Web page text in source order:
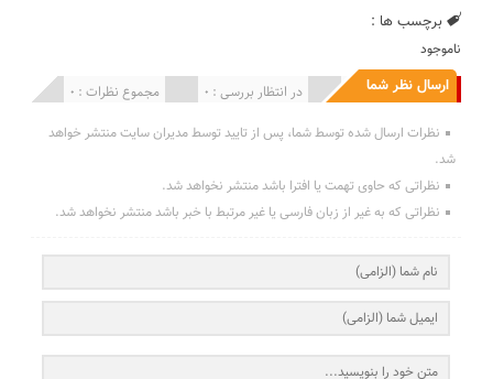
برچسب ها :
ناموجود
ارسال نظر شما مجموع نظرات : 0 در انتظار بررسی : 0 انتشار یافته : 0
نظرات ارسال شده توسط شما، پس از تایید توسط مدیران سایت منتشر خواهد
شد.
نظراتی که حاوی تهمت یا افترا باشد منتشر نخواهد شد.
نظراتی که به غیر از زبان فارسی یا غیر مرتبط با خبر باشد منتشر نخواهد شد.